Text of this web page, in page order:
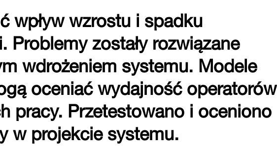
wpływ wzrostu i spadku
zostały rozwiązane
wdrożeniem systemu. Modele
oceniać wydajność operatorów
pracy. Przetestowano i oceniono
w projekcie systemu.